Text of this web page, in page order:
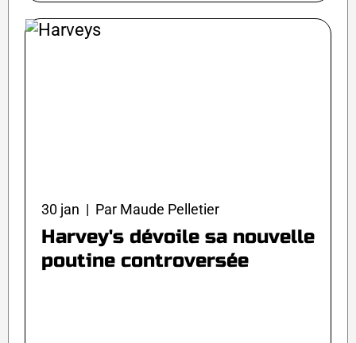
30 jan | Par Maude Pelletier
Harvey's dévoile sa nouvelle
poutine controversée